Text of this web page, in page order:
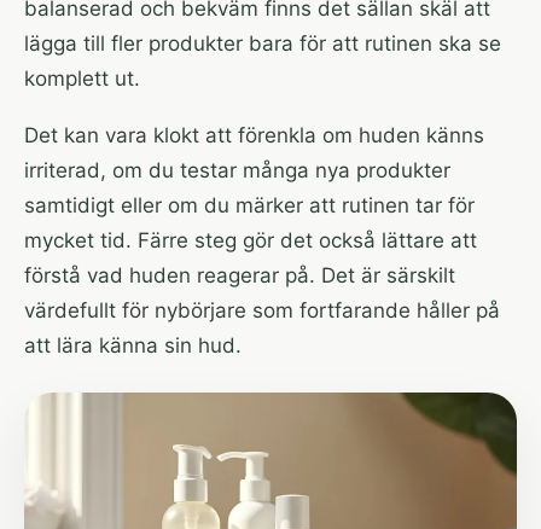
balanserad och bekväm finns det sällan skäl att
lägga till fler produkter bara för att rutinen ska se
komplett ut.
Det kan vara klokt att förenkla om huden känns
irriterad, om du testar många nya produkter
samtidigt eller om du märker att rutinen tar för
mycket tid. Färre steg gör det också lättare att
förstå vad huden reagerar på. Det är särskilt
värdefullt för nybörjare som fortfarande håller på
att lära känna sin hud.